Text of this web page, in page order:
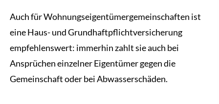
Auch für Wohnungseigentümergemeinschaften ist
eine Haus- und Grundhaftpflichtversicherung
empfehlenswert: immerhin zahlt sie auch bei
Ansprüchen einzelner Eigentümer gegen die
Gemeinschaft oder bei Abwasserschäden.